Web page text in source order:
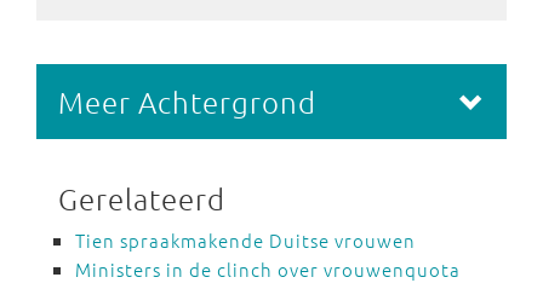
Meer Achtergrond
Gerelateerd
Tien spraakmakende Duitse vrouwen
Ministers in de clinch over vrouwenquota